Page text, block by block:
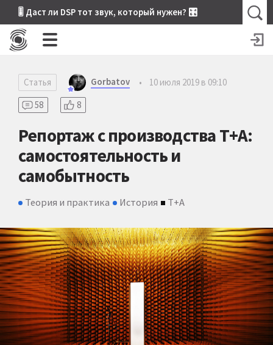
🎚 Даст ли DSP тот звук, который нужен? 🎛
Статья Gorbatov •
10 июля 2019 в 09:10
58
8
Репортаж с производства T+A:
самостоятельность и
самобытность
Теория и практика История T+A